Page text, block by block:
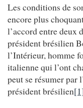
Les conditions de
encore plus
l’accord entre deux
président brésilien
l’Intérieur, homme
italienne qui l’ont
peut se résumer par
président brésilien